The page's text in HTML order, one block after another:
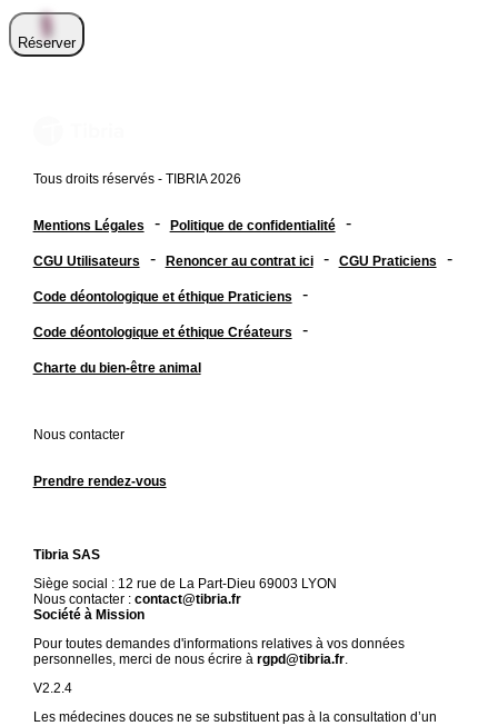
Réserver
Tous droits réservés - TIBRIA 2026
Mentions Légales - Politique de confidentialité -
CGU Utilisateurs - Renoncer au contrat ici - CGU Praticiens -
Code déontologique et éthique Praticiens -
Code déontologique et éthique Créateurs -
Charte du bien-être animal
Nous contacter
Prendre rendez-vous
Tibria SAS
Siège social : 12 rue de La Part-Dieu 69003 LYON
Nous contacter : contact@tibria.fr
Société à Mission
Pour toutes demandes d'informations relatives à vos données
personnelles, merci de nous écrire à rgpd@tibria.fr.
V2.2.4
Les médecines douces ne se substituent pas à la consultation d’un